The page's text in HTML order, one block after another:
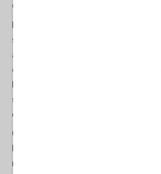
quelle di Hamas”.
significato. Molti hanno sottolineato
a un'entità è un diritto costituzionale.
equivale a un attacco al Primo
spiegazione fornita, non è altro che
controllo del pensiero.
Queste questioni sono varianti di ciò di
nulla da Vance dall'arresto di Mahmoud